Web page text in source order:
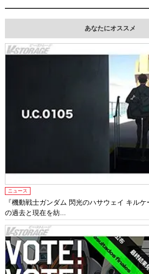
あなたにオススメ
ニュース
『機動戦士ガンダム 閃光のハサウェイ キル
の過去と現在を紡...